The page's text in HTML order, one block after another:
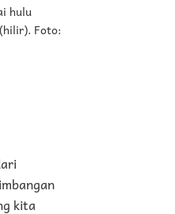
hulu
Foto:
kita